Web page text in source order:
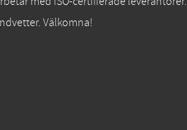
Välkomna!